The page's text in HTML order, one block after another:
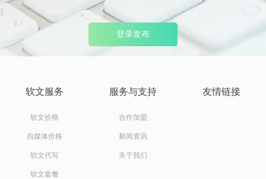
登录发布
软文服务
软文价格
自媒体价格
软文代写
软文套餐
服务与支持
合作加盟
新闻资讯
关于我们
友情链接